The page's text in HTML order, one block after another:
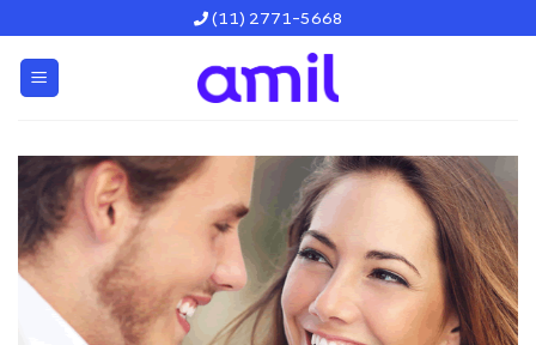
content
(11) 2771-5668